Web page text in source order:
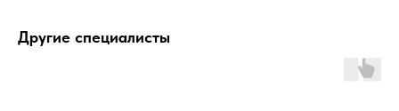
Другие специалисты